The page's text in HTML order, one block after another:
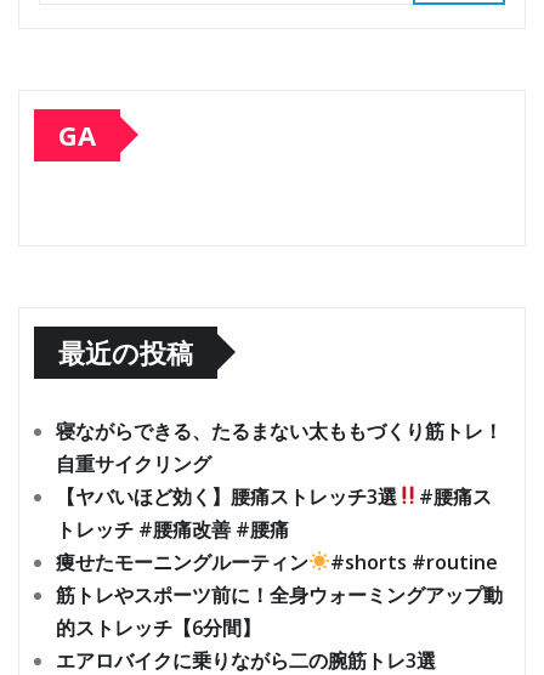
GA
最近の投稿
寝ながらできる、たるまない太ももづくり筋トレ！
自重サイクリング
【ヤバいほど効く】腰痛ストレッチ3選
#腰痛ス
トレッチ #腰痛改善 #腰痛
痩せたモーニングルーティン
#shorts #routine
筋トレやスポーツ前に！全身ウォーミングアップ動
的ストレッチ【6分間】
エアロバイクに乗りながら二の腕筋トレ3選